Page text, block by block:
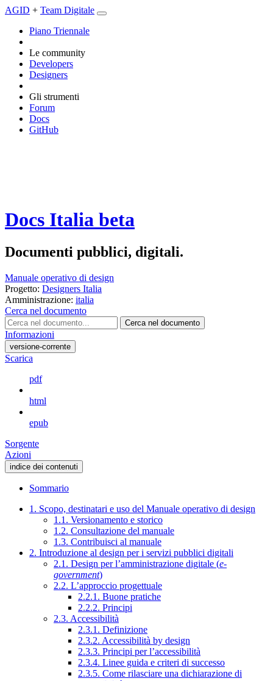
AGID + Team Digitale
Piano Triennale
Le community
Developers
Designers
Gli strumenti
Forum
Docs
GitHub
Docs Italia beta
Documenti pubblici, digitali.
Manuale operativo di design
Progetto: Designers Italia
Amministrazione: italia
Cerca nel documento
Cerca nel documento
Informazioni
versione-corrente
Scarica
pdf
html
epub
Sorgente
Azioni
indice dei contenuti
Sommario
1. Scopo, destinatari e uso del Manuale operativo di design
1.1. Versionamento e storico
1.2. Consultazione del manuale
1.3. Contribuisci al manuale
2. Introduzione al design per i servizi pubblici digitali
2.1. Design per l’amministrazione digitale (e-
government)
2.2. L’approccio progettuale
2.2.1. Buone pratiche
2.2.2. Principi
2.3. Accessibilità
2.3.1. Definizione
2.3.2. Accessibilità by design
2.3.3. Principi per l’accessibilità
2.3.4. Linee guida e criteri di successo
2.3.5. Come rilasciare una dichiarazione di